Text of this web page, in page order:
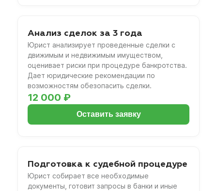
Анализ сделок за 3 года
Юрист анализирует проведенные сделки с
движимым и недвижимым имуществом,
оценивает риски при процедуре банкротства.
Дает юридические рекомендации по
возможностям обезопасить сделки.
12 000 ₽
Оставить заявку
Подготовка к судебной процедуре
Юрист собирает все необходимые
документы, готовит запросы в банки и иные